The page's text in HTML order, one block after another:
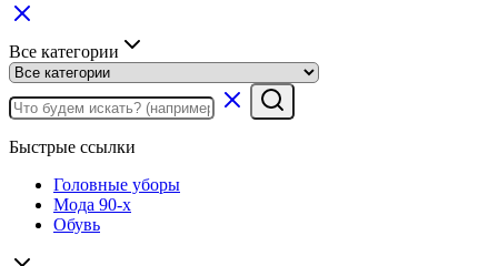
Все категории
Быстрые ссылки
Головные уборы
Мода 90-х
Обувь